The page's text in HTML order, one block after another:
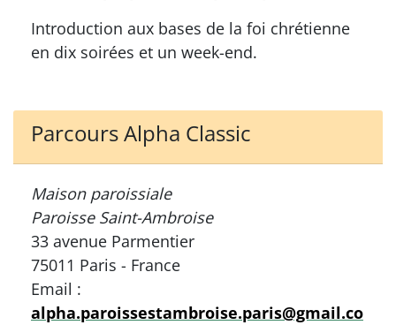
Introduction aux bases de la foi chrétienne
en dix soirées et un week-end.
Parcours Alpha Classic
Maison paroissiale
Paroisse Saint-Ambroise
33 avenue Parmentier
75011 Paris - France
Email :
alpha.paroissestambroise.paris@gmail.co